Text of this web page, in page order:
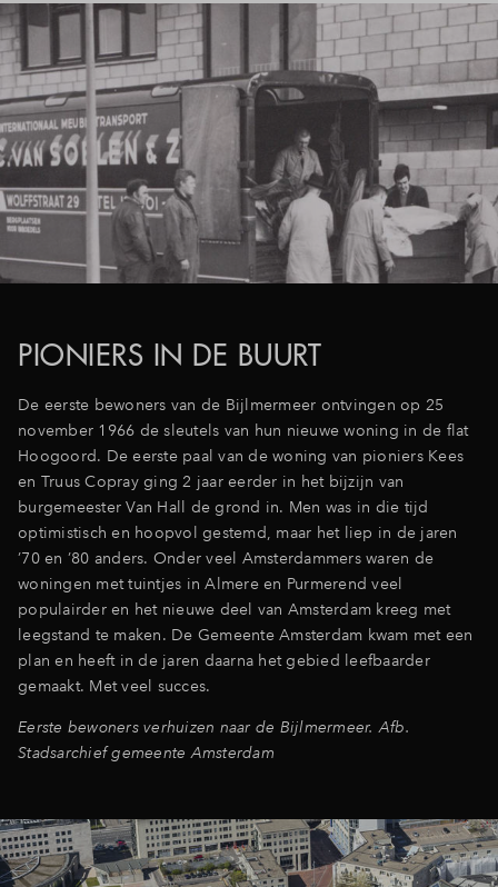
PIONIERS IN DE BUURT
De eerste bewoners van de Bijlmermeer ontvingen op 25
november 1966 de sleutels van hun nieuwe woning in de flat
Hoogoord. De eerste paal van de woning van pioniers Kees
en Truus Copray ging 2 jaar eerder in het bijzijn van
burgemeester Van Hall de grond in. Men was in die tijd
optimistisch en hoopvol gestemd, maar het liep in de jaren
’70 en ’80 anders. Onder veel Amsterdammers waren de
woningen met tuintjes in Almere en Purmerend veel
populairder en het nieuwe deel van Amsterdam kreeg met
leegstand te maken. De Gemeente Amsterdam kwam met een
plan en heeft in de jaren daarna het gebied leefbaarder
gemaakt. Met veel succes.
Eerste bewoners verhuizen naar de Bijlmermeer. Afb.
Stadsarchief gemeente Amsterdam